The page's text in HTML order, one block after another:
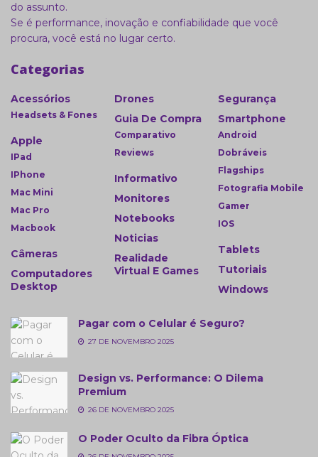
do assunto.
Se é performance, inovação e confiabilidade que você
procura, você está no lugar certo.
Categorias
Acessórios
Headsets & Fones
Apple
IPad
IPhone
Mac Mini
Mac Pro
Macbook
Câmeras
Computadores
Desktop
Drones
Guia De Compra
Comparativo
Reviews
Informativo
Monitores
Notebooks
Noticias
Realidade
Virtual E Games
Segurança
Smartphone
Android
Dobráveis
Flagships
Fotografia Mobile
Gamer
IOS
Tablets
Tutoriais
Windows
Pagar com o Celular é Seguro?
27 DE NOVEMBRO 2025
Design vs. Performance: O Dilema
Premium
26 DE NOVEMBRO 2025
O Poder Oculto da Fibra Óptica